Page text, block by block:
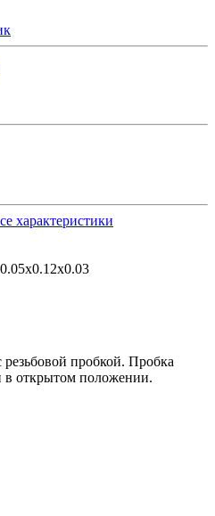
характеристики
0.05x0.12x0.03
резьбовой пробкой. Пробка
в открытом положении.